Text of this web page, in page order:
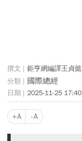
鉅亨網編譯王貞懿
國際總經
2025-11-25 17:40
+A -A